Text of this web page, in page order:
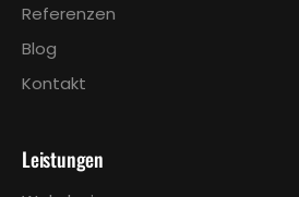
Referenzen
Blog
Kontakt
Leistungen